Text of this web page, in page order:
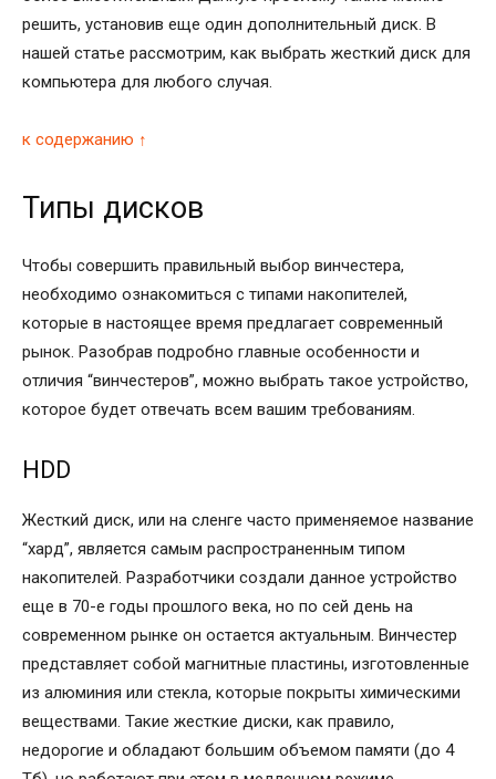
решить, установив еще один дополнительный диск. В
нашей статье рассмотрим, как выбрать жесткий диск для
компьютера для любого случая.
к содержанию ↑
Типы дисков
Чтобы совершить правильный выбор винчестера,
необходимо ознакомиться с типами накопителей,
которые в настоящее время предлагает современный
рынок. Разобрав подробно главные особенности и
отличия “винчестеров”, можно выбрать такое устройство,
которое будет отвечать всем вашим требованиям.
HDD
Жесткий диск, или на сленге часто применяемое название
“хард”, является самым распространенным типом
накопителей. Разработчики создали данное устройство
еще в 70-е годы прошлого века, но по сей день на
современном рынке он остается актуальным. Винчестер
представляет собой магнитные пластины, изготовленные
из алюминия или стекла, которые покрыты химическими
веществами. Такие жесткие диски, как правило,
недорогие и обладают большим объемом памяти (до 4